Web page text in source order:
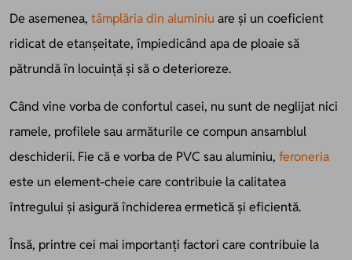
De asemenea, tâmplăria din aluminiuare și un coeficient
ridicat de etanșeitate, împiedicând apa de ploaie să
pătrundă în locuință și să o deterioreze.
Când vine vorba de confortul casei, nu sunt de neglijat nici
ramele, profilele sau armăturile ce compun ansamblul
deschiderii. Fie că e vorba de PVC sau aluminiu, feroneria
este un element-cheie care contribuie la calitatea
întregului și asigură închiderea ermetică și eficientă.
Însă, printre cei mai importanți factori care contribuie la